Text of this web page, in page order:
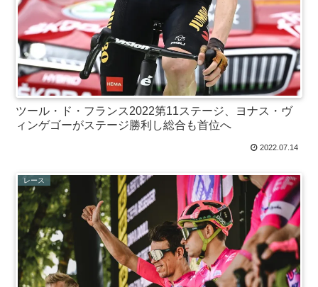
ツール・ド・フランス2022第11ステージ、ヨナス・ヴ
ィンゲゴーがステージ勝利し総合も首位へ
2022.07.14
レース